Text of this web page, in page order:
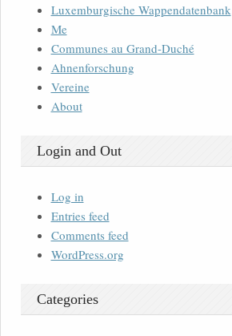
Luxemburgische Wappendatenbank
Me
Communes au Grand-Duché
Ahnenforschung
Vereine
About
Login and Out
Log in
Entries feed
Comments feed
WordPress.org
Categories